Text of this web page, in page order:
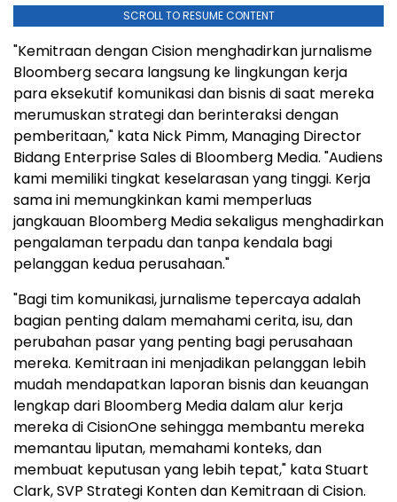
SCROLL TO RESUME CONTENT
"Kemitraan dengan Cision menghadirkan jurnalisme
Bloomberg secara langsung ke lingkungan kerja
para eksekutif komunikasi dan bisnis di saat mereka
merumuskan strategi dan berinteraksi dengan
pemberitaan," kata Nick Pimm, Managing Director
Bidang Enterprise Sales di Bloomberg Media. "Audiens
kami memiliki tingkat keselarasan yang tinggi. Kerja
sama ini memungkinkan kami memperluas
jangkauan Bloomberg Media sekaligus menghadirkan
pengalaman terpadu dan tanpa kendala bagi
pelanggan kedua perusahaan."
"Bagi tim komunikasi, jurnalisme tepercaya adalah
bagian penting dalam memahami cerita, isu, dan
perubahan pasar yang penting bagi perusahaan
mereka. Kemitraan ini menjadikan pelanggan lebih
mudah mendapatkan laporan bisnis dan keuangan
lengkap dari Bloomberg Media dalam alur kerja
mereka di CisionOne sehingga membantu mereka
memantau liputan, memahami konteks, dan
membuat keputusan yang lebih tepat," kata Stuart
Clark, SVP Strategi Konten dan Kemitraan di Cision.